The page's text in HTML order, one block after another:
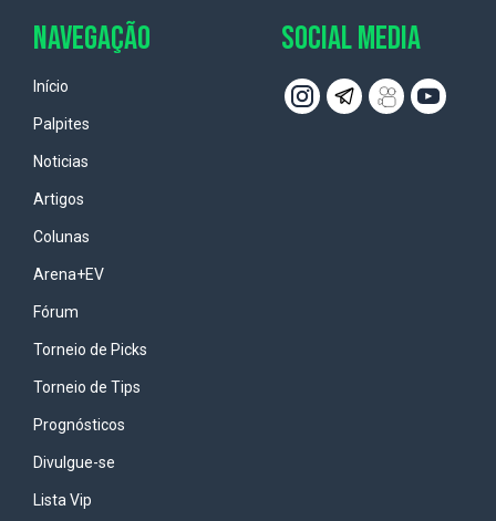
NAVEGAÇÃO
Início
Palpites
Noticias
Artigos
Colunas
Arena+EV
Fórum
Torneio de Picks
Torneio de Tips
Prognósticos
Divulgue-se
Lista Vip
SOCIAL MEDIA